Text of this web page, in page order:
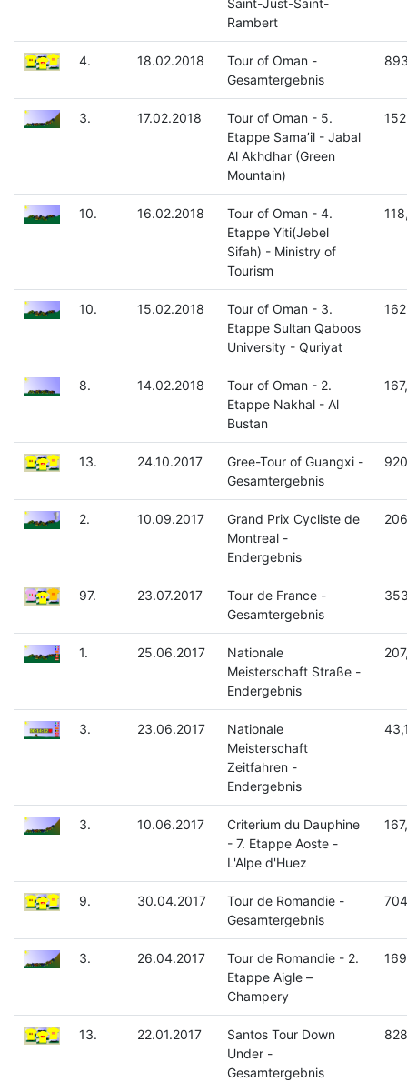
Saint-Just-Saint-
Rambert
4. 18.02.2018
Tour of Oman -
Gesamtergebnis
3. 17.02.2018
Tour of Oman - 5.
Etappe Sama’il - Jabal
Al Akhdhar (Green
Mountain)
10. 16.02.2018
Tour of Oman - 4.
Etappe Yiti(Jebel
Sifah) - Ministry of
Tourism
10. 15.02.2018
Tour of Oman - 3.
Etappe Sultan Qaboos
University - Quriyat
8. 14.02.2018
Tour of Oman - 2.
Etappe Nakhal - Al
Bustan
13. 24.10.2017
Gree-Tour of Guangxi -
Gesamtergebnis
2. 10.09.2017
Grand Prix Cycliste de
Montreal -
Endergebnis
97. 23.07.2017
Tour de France -
Gesamtergebnis
1. 25.06.2017
Nationale
Meisterschaft Straße -
Endergebnis
3. 23.06.2017
Nationale
Meisterschaft
Zeitfahren -
Endergebnis
3. 10.06.2017
Criterium du Dauphine
- 7. Etappe Aoste -
L'Alpe d'Huez
9. 30.04.2017
Tour de Romandie -
Gesamtergebnis
3. 26.04.2017
Tour de Romandie - 2.
Etappe Aigle –
Champery
13. 22.01.2017
Santos Tour Down
Under -
Gesamtergebnis